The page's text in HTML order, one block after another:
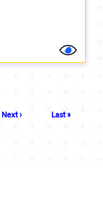
Next
Next ›
Last
Last »